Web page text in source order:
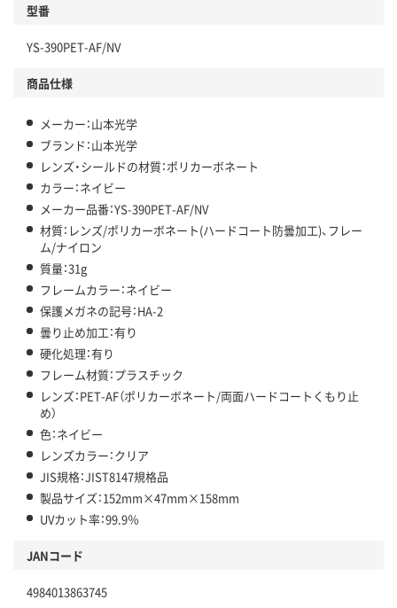
型番
YS-390PET-AF/NV
商品仕様
メーカー：山本光学
ブランド：山本光学
レンズ・シールドの材質：ポリカーボネート
カラー：ネイビー
メーカー品番：YS-390PET-AF/NV
材質：レンズ/ポリカーボネート(ハードコート防曇加工)、フレー
ム/ナイロン
質量：31g
フレームカラー：ネイビー
保護メガネの記号：HA-2
曇り止め加工：有り
硬化処理：有り
フレーム材質：プラスチック
レンズ：PET-AF（ポリカーボネート/両面ハードコートくもり止
め）
色：ネイビー
レンズカラー：クリア
JIS規格：JIST8147規格品
製品サイズ：152mm×47mm×158mm
UVカット率：99.9％
JANコード
4984013863745